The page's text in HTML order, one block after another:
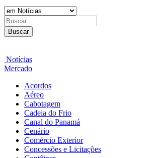
Buscar
Notícias
Mercado
Acordos
Aéreo
Cabotagem
Cadeia do Frio
Canal do Panamá
Cenário
Comércio Exterior
Concessões e Licitações